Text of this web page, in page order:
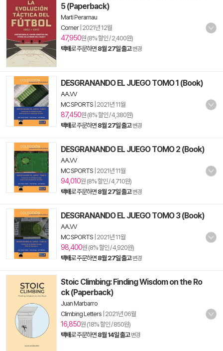
5 (Paperback)
Marti Perarnau
Corner| 2021년 12월
47,950원 (8% 할인 / 2,400원)
택배로 주문하면 8월 27일 출고 변경
DESGRANANDO EL JUEGO TOMO 1 (Book)
AA.VV
MC SPORTS 2021년 11월
87,450원 (8% 할인 / 4,380원)
택배로 주문하면 8월 27일 출고 변경
DESGRANANDO EL JUEGO TOMO 2 (Book)
AA.VV
MC SPORTS 2021년 11월
94,010원 (8% 할인 / 4,710원)
택배로 주문하면 8월 27일 출고 변경
DESGRANANDO EL JUEGO TOMO 3 (Book)
AA.VV
MC SPORTS 2021년 11월
98,400원 (8% 할인 / 4,920원)
택배로 주문하면 8월 27일 출고 변경
Stoic Climbing: Finding Wisdom on the Ro
ck (Paperback)
Juan Marbarro
Climbing Letters 2021년 06월
16,850원 (18% 할인 / 850원)
택배로 주문하면 8월 14일 출고 변경